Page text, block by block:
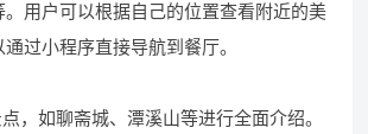
用户可以根据自己的位置查看附近的美
过小程序直接导航到餐厅。
，如聊斋城、潭溪山等进行全面介绍。